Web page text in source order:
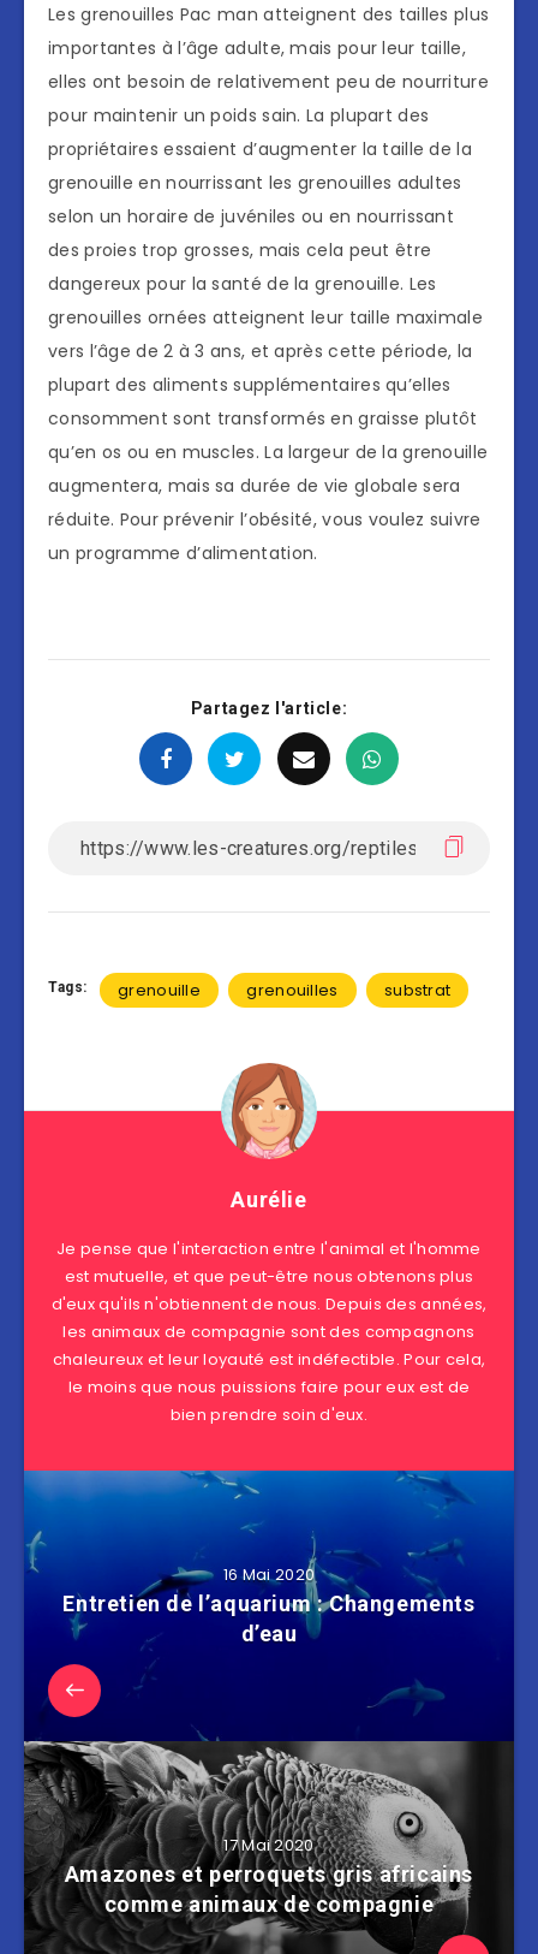
Les grenouilles Pac man atteignent des tailles plus
importantes à l’âge adulte, mais pour leur taille,
elles ont besoin de relativement peu de nourriture
pour maintenir un poids sain. La plupart des
propriétaires essaient d’augmenter la taille de la
grenouille en nourrissant les grenouilles adultes
selon un horaire de juvéniles ou en nourrissant
des proies trop grosses, mais cela peut être
dangereux pour la santé de la grenouille. Les
grenouilles ornées atteignent leur taille maximale
vers l’âge de 2 à 3 ans, et après cette période, la
plupart des aliments supplémentaires qu’elles
consomment sont transformés en graisse plutôt
qu’en os ou en muscles. La largeur de la grenouille
augmentera, mais sa durée de vie globale sera
réduite. Pour prévenir l’obésité, vous voulez suivre
un programme d’alimentation.
Partagez l'article:
Tags: grenouille grenouilles substrat
Aurélie
Je pense que l'interaction entre l'animal et l'homme
est mutuelle, et que peut-être nous obtenons plus
d'eux qu'ils n'obtiennent de nous. Depuis des années,
les animaux de compagnie sont des compagnons
chaleureux et leur loyauté est indéfectible. Pour cela,
le moins que nous puissions faire pour eux est de
bien prendre soin d'eux.
16 Mai 2020
Entretien de l’aquarium : Changements
d’eau
17 Mai 2020
Amazones et perroquets gris africains
comme animaux de compagnie